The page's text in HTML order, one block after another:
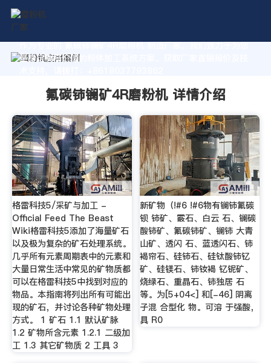
作为专业的 氟碳铈镧矿4R磨粉机 制造厂家，我们致力于为您
量身定制高价值的粉体加工系统方案。获取厂家直销报价及技
氟碳铈镧矿4R磨粉机 详情介绍
格雷科技5/采矿与加工 -
Official Feed The Beast
Wiki格雷科技5添加了海量矿石
以及极为复杂的矿石处理系统。
几乎所有元素周期表中的元素和
大量日常生活中常见的矿物质都
可以在格雷科技5中找到对应的
物品。本指南将列出所有可能出
现的矿石，并讨论各种矿物处理
方式。 1 矿石 1.1 默认矿脉
1.2 矿物所含元素 1.2.1 二级加
工 1.3 其它矿物质 2 工具 3
新矿物（!#6 !#6物有镧铈氟碳
钡 铈矿、霰石、白云 石、镧碳
酸铈矿、氟碳铈矿、镧铈 大青
山矿、透闪 石、蓝透闪石、铈
褐帘石、硅铈石、硅钛酸铈钇
矿、硅镁石、铈钕褐 钇铌矿、
烧绿石、重晶石、铈独居 石
等。为[5+04<] 和[-46] 阴离
子混 合型化 物。可溶 于强酸，
具 R0